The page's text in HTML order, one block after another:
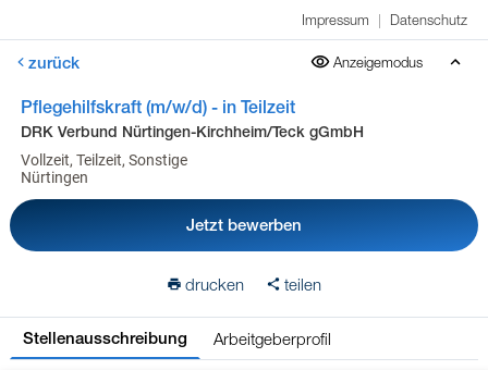
Impressum | Datenschutz
zurück Anzeigemodus
Pflegehilfskraft (m/w/d) - in Teilzeit
DRK Verbund Nürtingen-Kirchheim/Teck gGmbH
Vollzeit, Teilzeit, Sonstige
Nürtingen
Jetzt bewerben
drucken teilen
Stellenausschreibung Arbeitgeberprofil